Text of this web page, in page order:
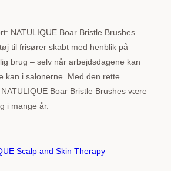
NATULIQUE Boar Bristle Brushes
til frisører skabt med henblik på
brug – selv når arbejdsdagene kan
kan i salonerne. Med den rette
Boar Bristle Brushes være
i mange år.